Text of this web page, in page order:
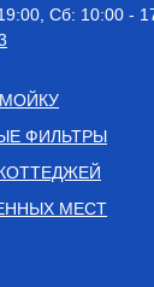
ФИЛЬТРЫ
МЕСТ
Сб: 10:00 -